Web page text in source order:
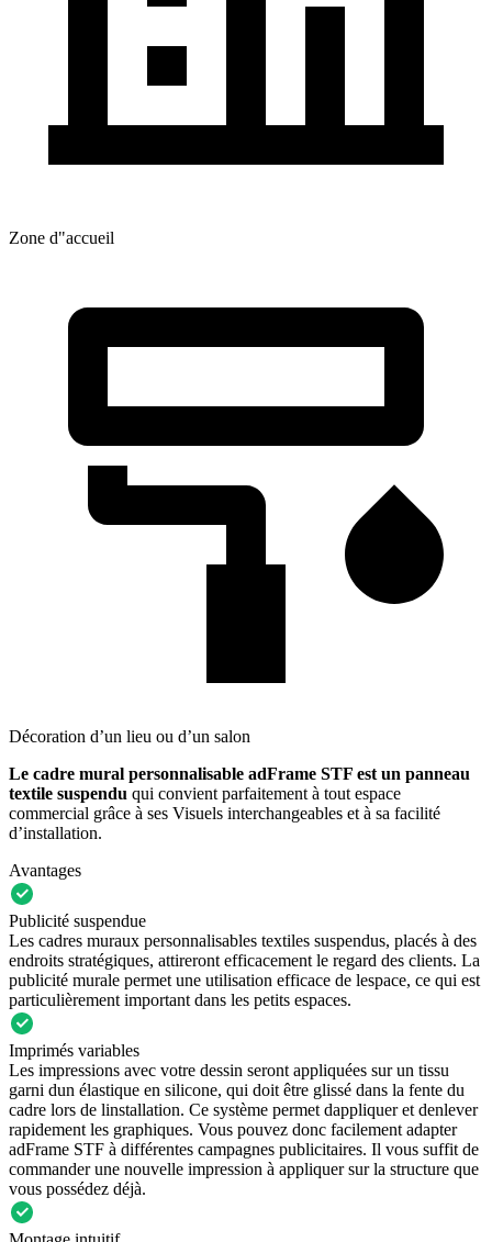
Zone d"accueil
Décoration d’un lieu ou d’un salon
Le cadre mural personnalisable adFrame STF est un panneau
textile suspendu qui convient parfaitement à tout espace
commercial grâce à ses Visuels interchangeables et à sa facilité
d’installation.
Avantages
Publicité suspendue
Les cadres muraux personnalisables textiles suspendus, placés à des
endroits stratégiques, attireront efficacement le regard des clients. La
publicité murale permet une utilisation efficace de lespace, ce qui est
particulièrement important dans les petits espaces.
Imprimés variables
Les impressions avec votre dessin seront appliquées sur un tissu
garni dun élastique en silicone, qui doit être glissé dans la fente du
cadre lors de linstallation. Ce système permet dappliquer et denlever
rapidement les graphiques. Vous pouvez donc facilement adapter
adFrame STF à différentes campagnes publicitaires. Il vous suffit de
commander une nouvelle impression à appliquer sur la structure que
vous possédez déjà.